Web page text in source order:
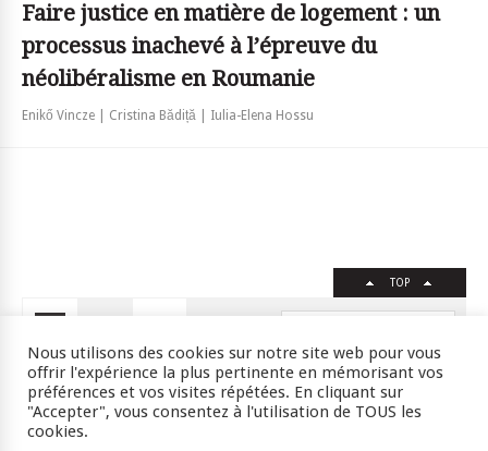
Faire justice en matière de logement : un
processus inachevé à l’épreuve du
néolibéralisme en Roumanie
Enikő Vincze | Cristina Bădiță | Iulia-Elena Hossu
TOP
Crédits RSS Plan du site
Nous utilisons des cookies sur notre site web pour vous
offrir l'expérience la plus pertinente en mémorisant vos
préférences et vos visites répétées. En cliquant sur
"Accepter", vous consentez à l'utilisation de TOUS les
cookies.